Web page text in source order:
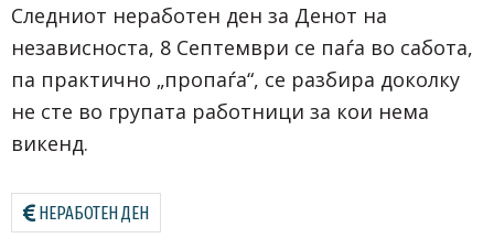
Следниот неработен ден за Денот на
независноста, 8 Септември се паѓа во сабота,
па практично „пропаѓа“, се разбира доколку
не сте во групата работници за кои нема
викенд.
НЕРАБОТЕН ДЕН